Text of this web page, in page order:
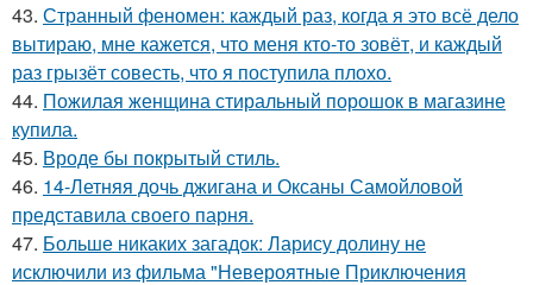
43. Странный феномен: каждый раз, когда я это всё дело
вытираю, мне кажется, что меня кто-то зовёт, и каждый
раз грызёт совесть, что я поступила плохо.
44. Пожилая женщина стиральный порошок в магазине
купила.
45. Вроде бы покрытый стиль.
46. 14-Летняя дочь джигана и Оксаны Самойловой
представила своего парня.
47. Больше никаких загадок: Ларису долину не
исключили из фильма "Невероятные Приключения